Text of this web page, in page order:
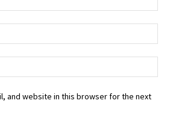
and website in this browser for the next